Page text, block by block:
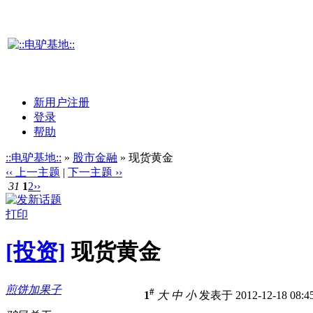
新用户注册
登录
帮助
::电驴基地:: » 股市金融 » 现货黄金
‹‹ 上一主题 | 下一主题 ››
31 12››
打印
[投资] 现货黄金
煎饼加果子 1# 大 中 小发表于 2012-12-18